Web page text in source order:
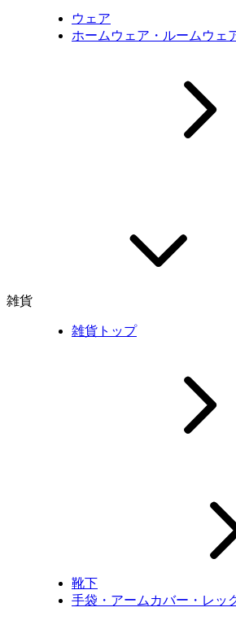
ウェア
ホームウェア・ルームウェ
雑貨
雑貨トップ
靴下
手袋・アームカバー・レッ